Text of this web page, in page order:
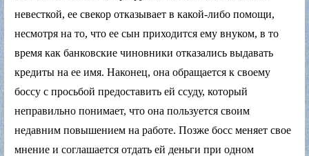
невесткой, ее свекор отказывает в какой-либо помощи,
несмотря на то, что ее сын приходится ему внуком, в то
время как банковские чиновники отказались выдавать
кредиты на ее имя. Наконец, она обращается к своему
боссу с просьбой предоставить ей ссуду, который
неправильно понимает, что она пользуется своим
недавним повышением на работе. Позже босс меняет свое
мнение и соглашается отдать ей деньги при одном